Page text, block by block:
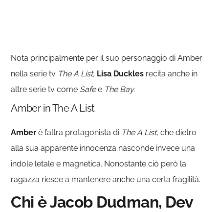
Nota principalmente per il suo personaggio di Amber
nella serie tv The A List, Lisa Duckles recita anche in
altre serie tv come Safee The Bay.
Amber in The A List
Amberè l’altra protagonista di The A List,che dietro
alla sua apparente innocenza nasconde invece una
indole letale e magnetica. Nonostante ciò però la
ragazza riesce a mantenere anche una certa fragilità.
Chi è Jacob Dudman, Dev